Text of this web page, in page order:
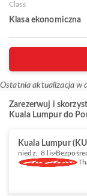
Class
Klasa ekonomiczna
Ostatnia aktualizacja w
Zarezerwuj i
Kuala Lumpur do
Kuala Lumpur
niedz., 8 lis